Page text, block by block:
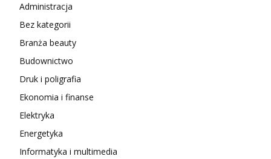
Administracja
Bez kategorii
Branża beauty
Budownictwo
Druk i poligrafia
Ekonomia i finanse
Elektryka
Energetyka
Informatyka i multimedia